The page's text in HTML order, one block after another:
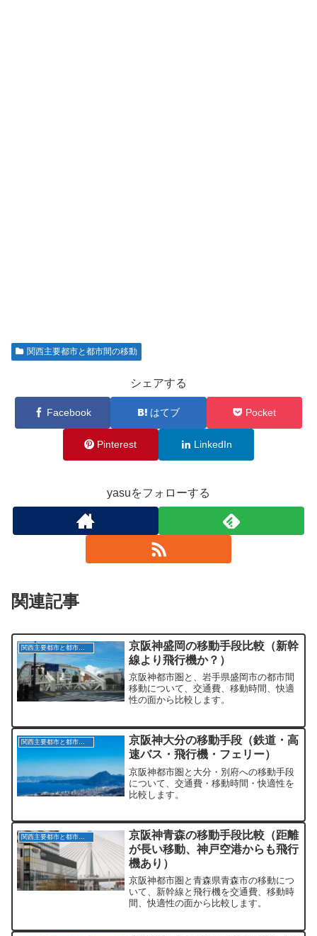
関西主要都市と都市間の移動
シェアする
Facebook はてブ Pocket
Pinterest LinkedIn
yasuをフォローする
関連記事
関西主要都市と都市間の移動
京阪神盛岡の移動手段比較（新幹
線より飛行機か？）
京阪神都市圏と、岩手県盛岡市の都市間
移動について、交通費、移動時間、快適
性の面から比較します。
関西主要都市と都市間の移動
京阪神大分の移動手段（鉄道・高
速バス・飛行機・フェリー）
京阪神都市圏と大分・別府への移動手段
について、交通費・移動時間・快適性を
比較します。
京阪神青森の移動手段比較（距離
が長い移動、神戸空港からも飛行
機あり）
京阪神都市圏と青森県青森市の移動につ
いて、新幹線と飛行機を交通費、移動時
間、快適性の面から比較します。